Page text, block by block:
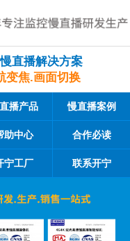
直播解决方案
变焦.画面切换
播产品 慢直播案例
助中心 合作必读
宁工厂 联系开宁